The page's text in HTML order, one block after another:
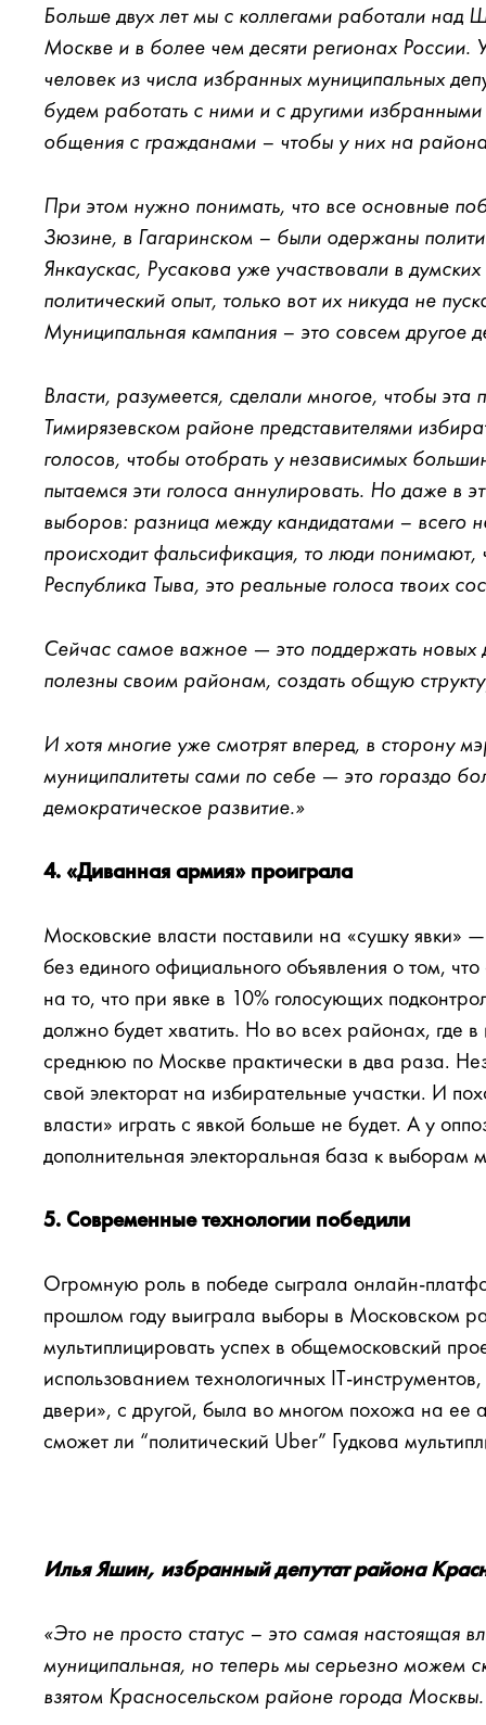
Больше двух лет мы с коллегами работали над
Москве и в более чем десяти регионах России.
человек из числа избранных муниципальных
будем работать с ними и с другими
общения с гражданами – чтобы у них на
При этом нужно понимать, что все основные
Зюзине, в Гагаринском – были одержаны
Янкаускас, Русакова уже участвовали в
политический опыт, только вот их никуда не
Муниципальная кампания – это совсем другое
Власти, разумеется, сделали многое, чтобы
Тимирязевском районе представителями
голосов, чтобы отобрать у независимых
пытаемся эти голоса аннулировать. Но даже в
выборов: разница между кандидатами – всего
происходит фальсификация, то люди понимают,
Республика Тыва, это реальные голоса твоих
Сейчас самое важное — это поддержать новых
полезны своим районам, создать общую
И хотя многие уже смотрят вперед, в сторону
муниципалитеты сами по себе — это гораздо
демократическое развитие.»
4. «Диванная армия» проиграла
Московские власти поставили на «сушку
без единого официального объявления о том,
на то, что при явке в 10% голосующих
должно будет хватить. Но во всех районах, где
среднюю по Москве практически в два раза.
свой электорат на избирательные участки. И
власти» играть с явкой больше не будет. А у
дополнительная электоральная база к выборам
5. Современные технологии победили
Огромную роль в победе сыграла онлайн-
прошлом году выиграла выборы в Московском
мультиплицировать успех в общемосковский
использованием технологичных IT-
двери», с другой, была во многом похожа на ее
сможет ли “политический Uber” Гудкова
Илья Яшин, избранный депутат района
«Это не просто статус – это самая настоящая
муниципальная, но теперь мы серьезно можем
взятом Красносельском районе города Москвы.